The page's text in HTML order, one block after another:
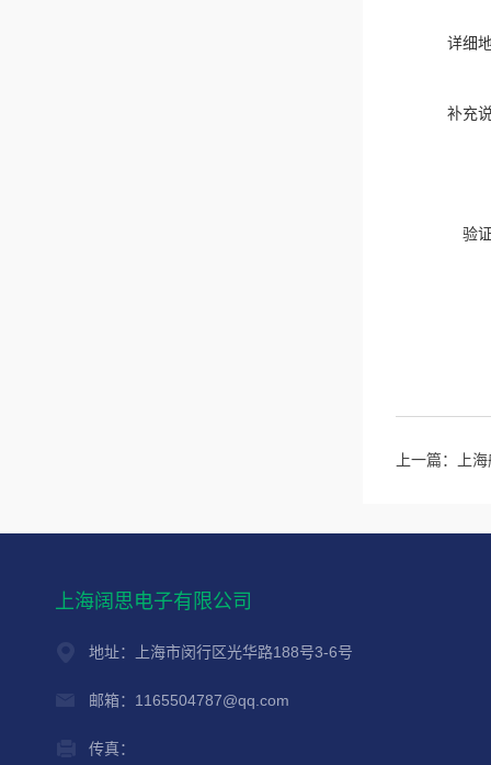
详细
补充
验
上一篇： 上
上海阔思电子有限公司
地址：上海市闵行区光华路188号3-6号
邮箱：1165504787@qq.com
传真：